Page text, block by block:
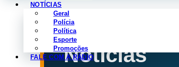
NOTÍCIAS
Geral
Polícia
Política
Esporte
Promoções
FALE COM A RÁDIO
NOTÍCIAS POR CATEGORIA
Notícias